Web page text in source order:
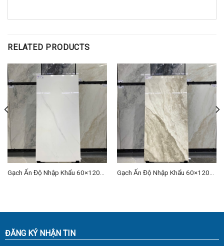
RELATED PRODUCTS
Gạch Ấn Độ Nhập Khẩu 60×120
Gạch Ấn Độ Nhập Khẩu 60×120
ĐĂNG KÝ NHẬN TIN